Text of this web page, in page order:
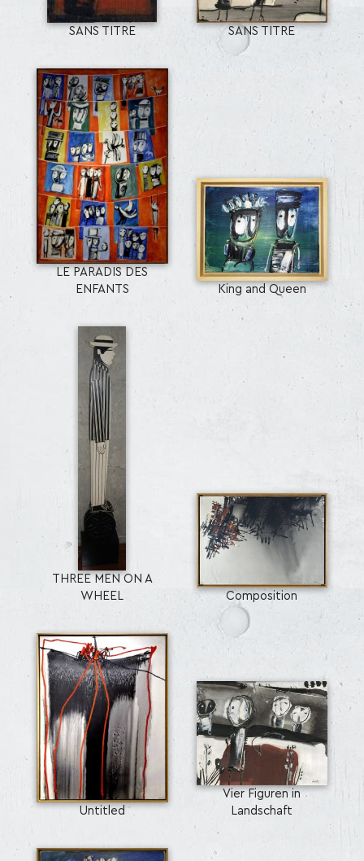
SANS TITRE SANS TITRE
LE PARADIS DES
ENFANTS
King and Queen
THREE MEN ON A
WHEEL
Composition
Untitled
Vier Figuren in
Landschaft